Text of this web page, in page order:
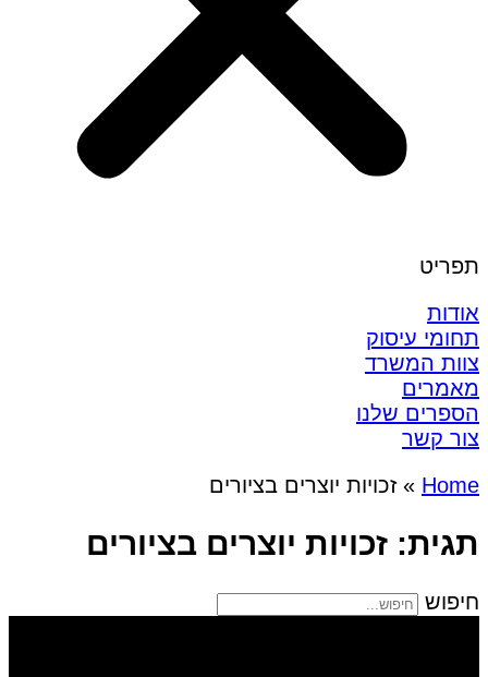
תפריט
אודות
תחומי עיסוק
צוות המשרד
מאמרים
הספרים שלנו
צור קשר
Home
»זכויות יוצרים בציורים
תגית: זכויות יוצרים בציורים
חיפוש